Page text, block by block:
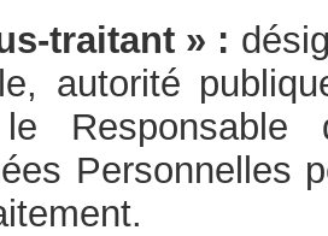
traitant » :
autorité
Personnelles